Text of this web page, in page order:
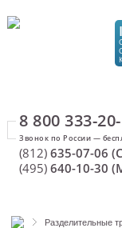
8 800 333-
(812) 635-07-06
(495) 640-10-30
Разделительные